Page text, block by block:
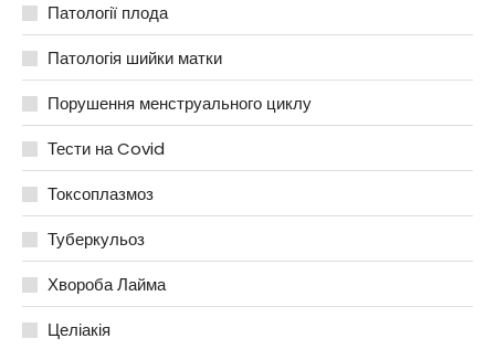
Патології плода
Патологія шийки матки
Порушення менструального циклу
Тести на Covid
Токсоплазмоз
Туберкульоз
Хвороба Лайма
Целіакія